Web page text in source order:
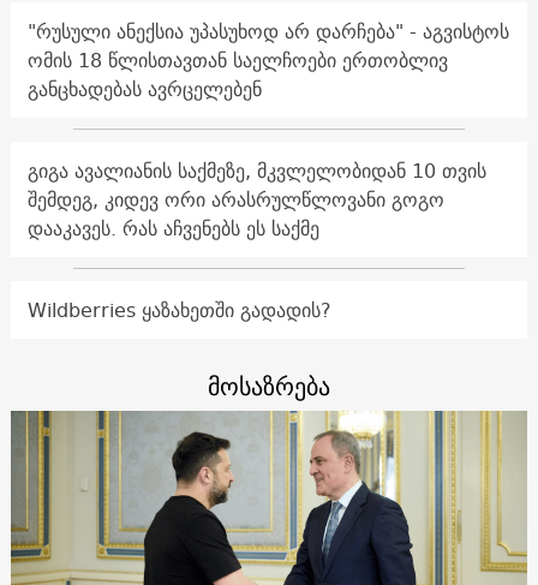
"რუსული ანექსია უპასუხოდ არ დარჩება" - აგვისტოს
ომის 18 წლისთავთან საელჩოები ერთობლივ
განცხადებას ავრცელებენ
გიგა ავალიანის საქმეზე, მკვლელობიდან 10 თვის
შემდეგ, კიდევ ორი არასრულწლოვანი გოგო
დააკავეს. რას აჩვენებს ეს საქმე
Wildberries ყაზახეთში გადადის?
მოსაზრება